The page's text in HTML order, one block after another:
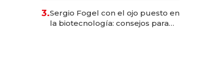
anticipación y prepara apertura
3.Sergio Fogel con el ojo puesto en
la biotecnología: consejos para